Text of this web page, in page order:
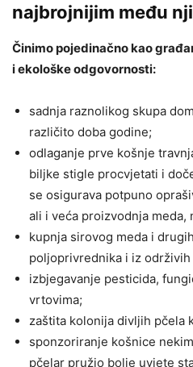
najbrojnijim među
Činimo pojedinačno kao
i ekološke odgovornosti:
sadnja raznolikog skupa
različito doba godine;
odlaganje prve košnje
biljke stigle procvjetati i
se osigurava potpuno
ali i veća proizvodnja meda,
kupnja sirovog meda i
poljoprivrednika i iz
izbjegavanje pesticida,
vrtovima;
zaštita kolonija divljih pčela
sponzoriranje košnice
pčelar pružio bolje uvjete